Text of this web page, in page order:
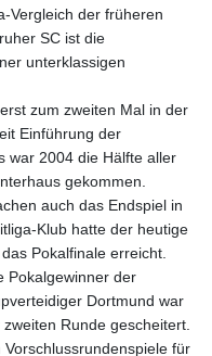
Vergleich der früheren
SC ist die
unterklassigen
zum zweiten Mal in der
Einführung der
war 2004 die Hälfte aller
gekommen.
auch das Endspiel in
Klub hatte der heutige
Pokalfinale erreicht.
Pokalgewinner der
Dortmund war
Runde gescheitert.
für